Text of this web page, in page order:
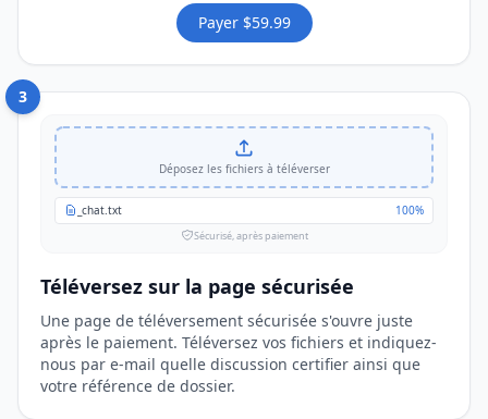
Payer $59.99
3
Déposez les fichiers à téléverser
_chat.txt 100%
Sécurisé, après paiement
Téléversez sur la page sécurisée
Une page de téléversement sécurisée s'ouvre juste
après le paiement. Téléversez vos fichiers et indiquez-
nous par e-mail quelle discussion certifier ainsi que
votre référence de dossier.